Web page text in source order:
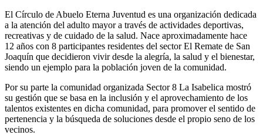
El Círculo de Abuelo Eterna Juventud es una organización dedicada
a la atención del adulto mayor a través de actividades deportivas,
recreativas y de cuidado de la salud. Nace aproximadamente hace
12 años con 8 participantes residentes del sector El Remate de San
Joaquín que decidieron vivir desde la alegría, la salud y el bienestar,
siendo un ejemplo para la población joven de la comunidad.
Por su parte la comunidad organizada Sector 8 La Isabelica mostró
su gestión que se basa en la inclusión y el aprovechamiento de los
talentos existentes en dicha comunidad, para promover el sentido de
pertenencia y la búsqueda de soluciones desde el propio seno de los
vecinos.